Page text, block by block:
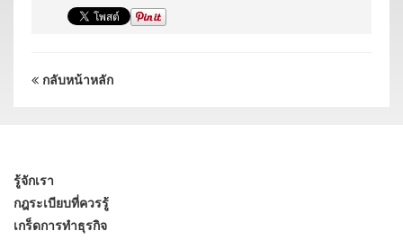
กลับหน้าหลัก
รู้จักเรา
กฎระเบียบที่ควรรู้
เกร็ดการทำธุรกิจ